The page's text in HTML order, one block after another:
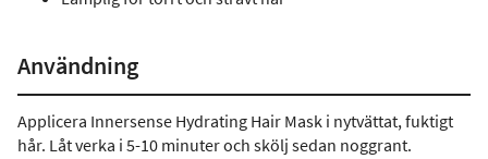
Användning
Applicera Innersense Hydrating Hair Mask i nytvättat, fuktigt
hår. Låt verka i 5-10 minuter och skölj sedan noggrant.